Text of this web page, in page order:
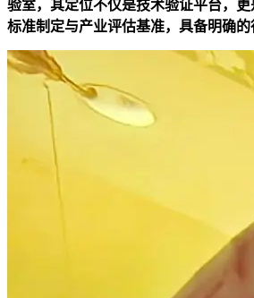
验室，其定位不仅是技术验证平台，
标准制定与产业评估基准，具备明确的